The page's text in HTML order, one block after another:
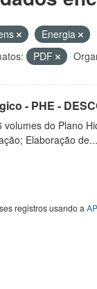
Energia
PDF
- PHE -
do Plano
Elaboração de...
registros usando a